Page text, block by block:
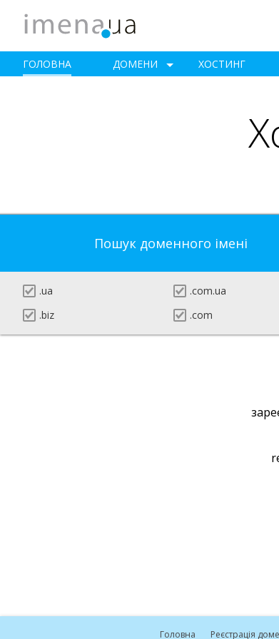
ГОЛОВНА ДОМЕНИ ХОСТИНГ
Пошук доменного імені
.ua .com.ua
.biz
.com
Головна Реєстрація